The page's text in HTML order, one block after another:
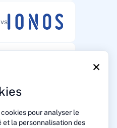
×
pour analyser le
la personnalisation des
vs